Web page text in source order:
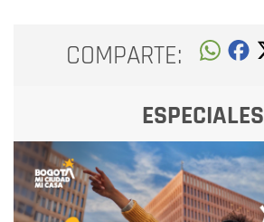
COMPARTE:
ESPECIALES